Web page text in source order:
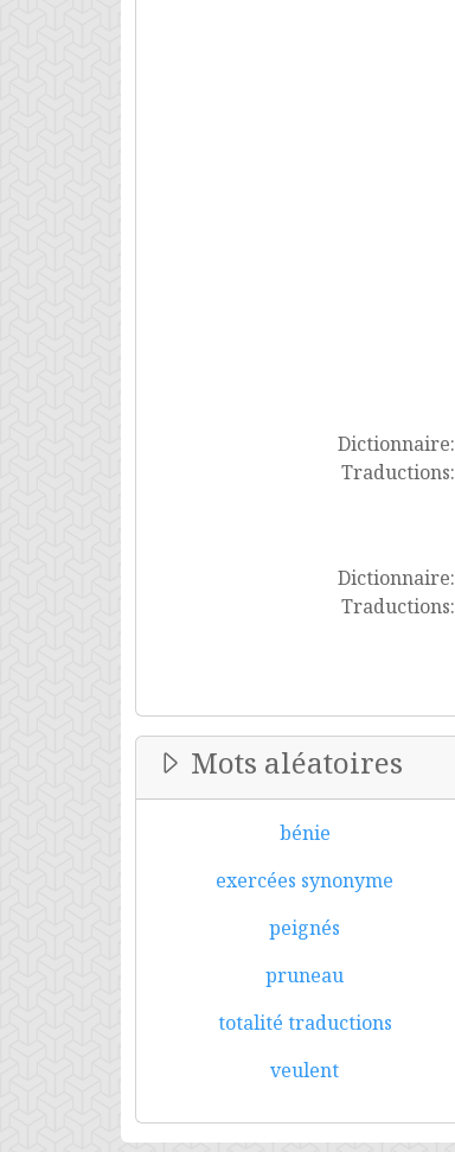
Dictionnaire:
Traductions:
Dictionnaire:
Traductions:
Mots aléatoires
bénie
exercées synonyme
peignés
pruneau
totalité traductions
veulent